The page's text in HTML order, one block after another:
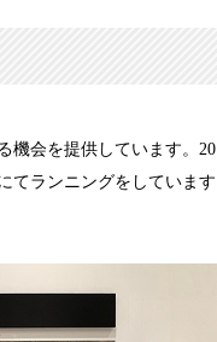
会を提供しています。
ランニングをしていま